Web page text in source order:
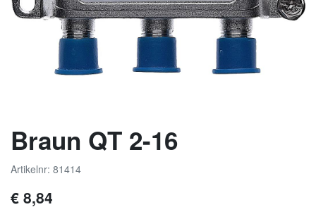
Braun QT 2-16
Artikelnr: 81414
€ 8,84